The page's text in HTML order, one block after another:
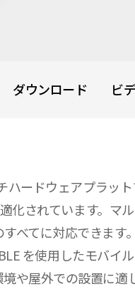
ダウンロード ビ
ハードウェアプラッ
されています。マ
べてに対応できます
を使用したモバ
や屋外での設置に適